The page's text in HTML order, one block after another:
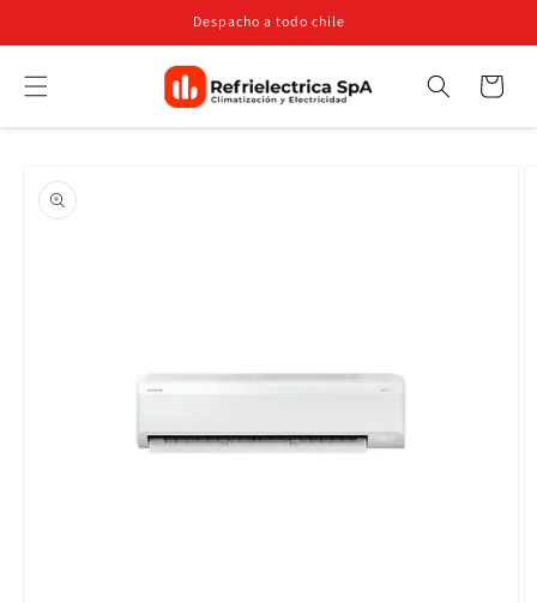
al contenido
Despacho a todo chile
Búsqueda Carrito
a la
información